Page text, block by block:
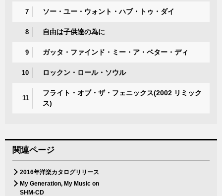
7 ソー・ユー・ウォント・ハブ・トゥ・ダイ
8 自由は子供達の為に
9 ガッタ・ファインド・ミー・ア・ベター・ディ
10 ロックン・ロール・ソウル
11
フライト・オブ・ザ・フェニックス(2002 リミック
ス)
関連ページ
2016年洋楽カタログリリース
My Generation, My Music on
SHM-CD